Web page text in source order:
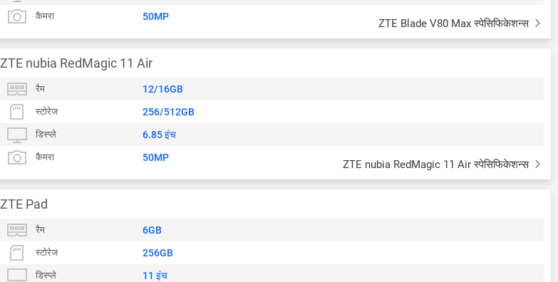
कैमरा 50MP
ZTE Blade V80 Max स्पेसिफिकेशन्स
ZTE nubia RedMagic 11 Air
रैम 12/16GB
स्टोरेज 256/512GB
डिस्प्ले 6.85 इंच
कैमरा 50MP
ZTE nubia RedMagic 11 Air स्पेसिफिकेशन्स
ZTE Pad
रैम 6GB
स्टोरेज 256GB
डिस्प्ले 11 इंच